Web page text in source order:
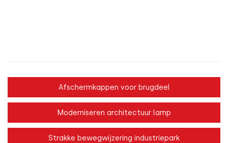
Afschermkappen voor brugdeel
Moderniseren architectuur lamp
Strakke bewegwijzering industriepark